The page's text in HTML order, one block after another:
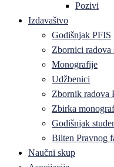
Pozivi
Izdavaštvo
Godišnjak PFIS
Zbornici radova
Monografije
Udžbenici
Zbornik radova
Zbirka
Godišnjak
Bilten Pravnog
Naučni skup